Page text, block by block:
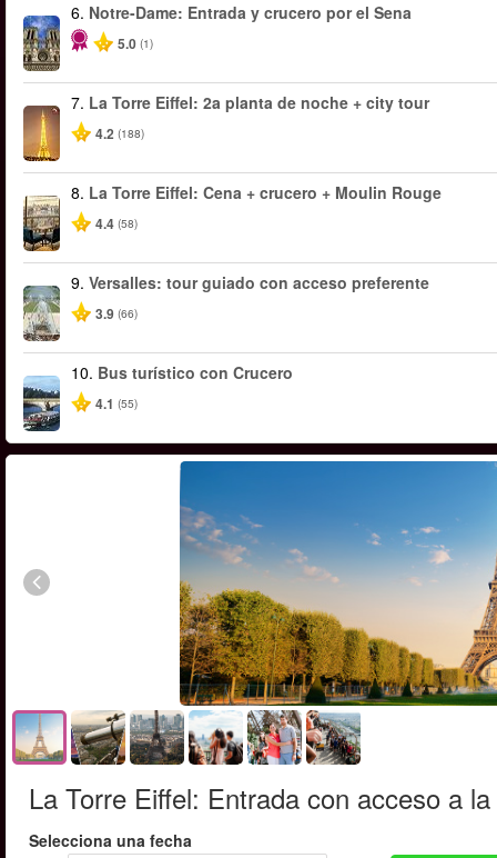
6. Notre-Dame: Entrada y crucero por el Sena
5.0 (1)
7. La Torre Eiffel: 2a planta de noche + city tour
4.2 (188)
8. La Torre Eiffel: Cena + crucero + Moulin Rouge
4.4 (58)
9. Versalles: tour guiado con acceso preferente
3.9 (66)
10. Bus turístico con Crucero
4.1 (55)
La Torre Eiffel: Entrada con acceso a
Selecciona una fecha